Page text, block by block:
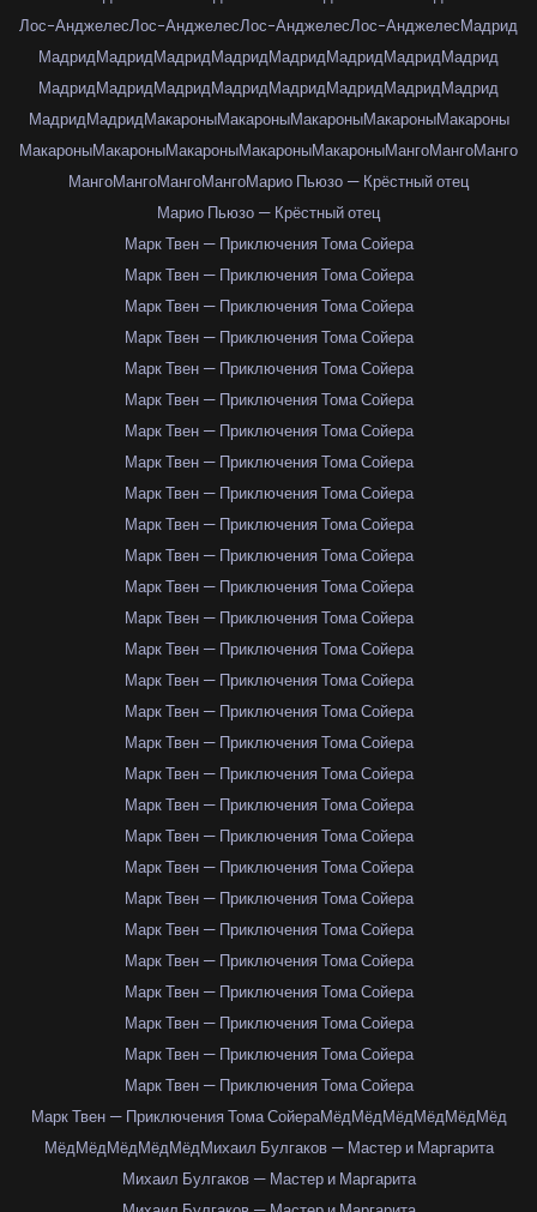
Лос-АнджелесЛос-АнджелесЛос-АнджелесЛос-АнджелесМадрид
МадридМадридМадридМадридМадридМадридМадридМадрид
МадридМадридМадридМадридМадридМадридМадридМадрид
МадридМадридМакароныМакароныМакароныМакароныМакароны
МакароныМакароныМакароныМакароныМакароныМангоМангоМанго
МангоМангоМангоМангоМарио Пьюзо — Крёстный отец
Марио Пьюзо — Крёстный отец
Марк Твен — Приключения Тома Сойера
Марк Твен — Приключения Тома Сойера
Марк Твен — Приключения Тома Сойера
Марк Твен — Приключения Тома Сойера
Марк Твен — Приключения Тома Сойера
Марк Твен — Приключения Тома Сойера
Марк Твен — Приключения Тома Сойера
Марк Твен — Приключения Тома Сойера
Марк Твен — Приключения Тома Сойера
Марк Твен — Приключения Тома Сойера
Марк Твен — Приключения Тома Сойера
Марк Твен — Приключения Тома Сойера
Марк Твен — Приключения Тома Сойера
Марк Твен — Приключения Тома Сойера
Марк Твен — Приключения Тома Сойера
Марк Твен — Приключения Тома Сойера
Марк Твен — Приключения Тома Сойера
Марк Твен — Приключения Тома Сойера
Марк Твен — Приключения Тома Сойера
Марк Твен — Приключения Тома Сойера
Марк Твен — Приключения Тома Сойера
Марк Твен — Приключения Тома Сойера
Марк Твен — Приключения Тома Сойера
Марк Твен — Приключения Тома Сойера
Марк Твен — Приключения Тома Сойера
Марк Твен — Приключения Тома Сойера
Марк Твен — Приключения Тома Сойера
Марк Твен — Приключения Тома Сойера
Марк Твен — Приключения Тома СойераМёдМёдМёдМёдМёдМёд
МёдМёдМёдМёдМёдМихаил Булгаков — Мастер и Маргарита
Михаил Булгаков — Мастер и Маргарита